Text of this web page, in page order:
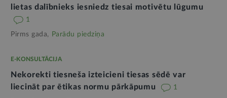
lietas dalībnieks iesniedz tiesai motivētu lūgumu
1
Pirms gada, Parādu piedziņa
E-KONSULTĀCIJA
Nekorekti tiesneša izteicieni tiesas sēdē var
liecināt par ētikas normu pārkāpumu
1